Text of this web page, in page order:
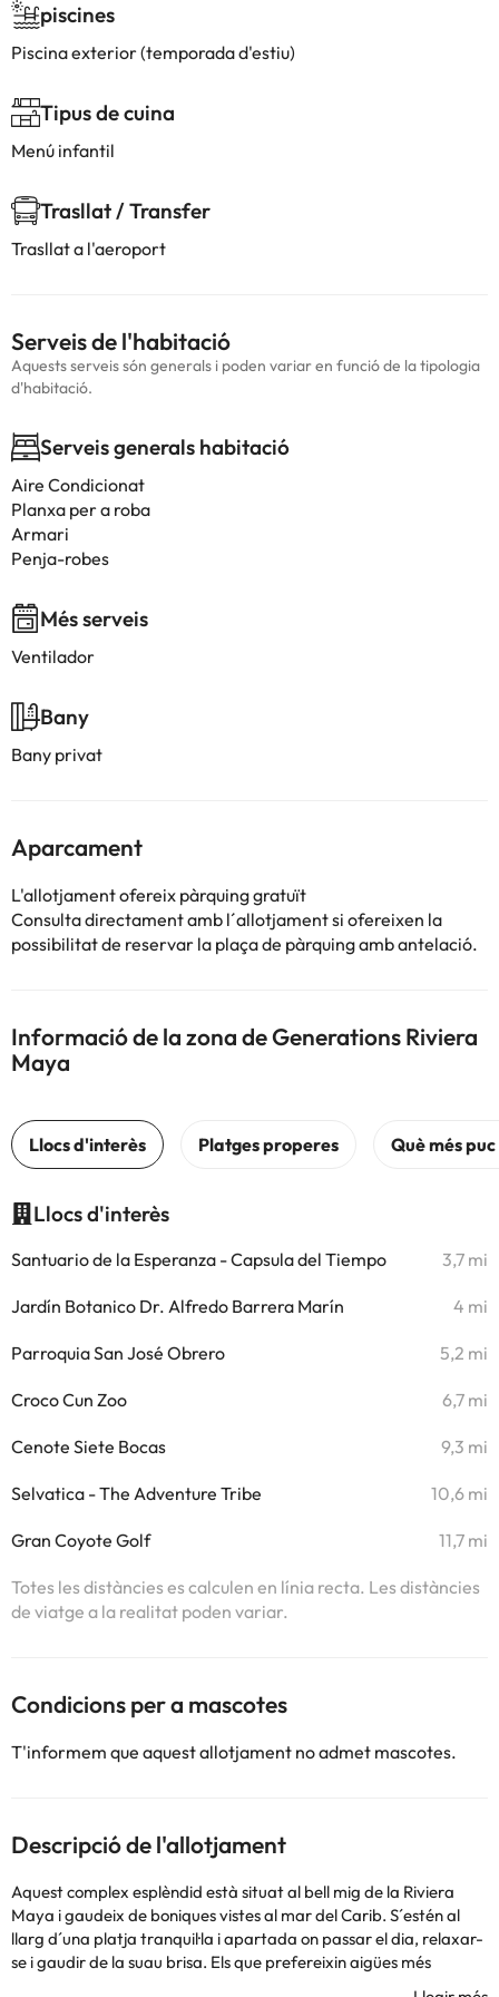
piscines
Piscina exterior (temporada d'estiu)
Tipus de cuina
Menú infantil
Trasllat / Transfer
Trasllat a l'aeroport
Serveis de l'habitació
Aquests serveis són generals i poden variar en funció de la tipologia
d'habitació.
Serveis generals habitació
Aire Condicionat
Planxa per a roba
Armari
Penja-robes
Més serveis
Ventilador
Bany
Bany privat
Aparcament
L'allotjament ofereix pàrquing gratuït
Consulta directament amb l´allotjament si ofereixen la
possibilitat de reservar la plaça de pàrquing amb antelació.
Informació de la zona de Generations Riviera
Maya
Llocs d'interès
Santuario de la Esperanza - Capsula del Tiempo 3,7 mi
Jardín Botanico Dr. Alfredo Barrera Marín 4 mi
Parroquia San José Obrero 5,2 mi
Croco Cun Zoo 6,7 mi
Cenote Siete Bocas 9,3 mi
Selvatica - The Adventure Tribe 10,6 mi
Gran Coyote Golf 11,7 mi
Totes les distàncies es calculen en línia recta. Les distàncies
de viatge a la realitat poden variar.
Condicions per a mascotes
T'informem que aquest allotjament no admet mascotes.
Descripció de l'allotjament
Aquest complex esplèndid està situat al bell mig de la Riviera
Maya i gaudeix de boniques vistes al mar del Carib. S´estén al
llarg d´una platja tranquil·la i apartada on passar el dia, relaxar-
se i gaudir de la suau brisa. Els que prefereixin aigües més
tranquil·les tindran a la vostra disposició la piscina, a més 'un